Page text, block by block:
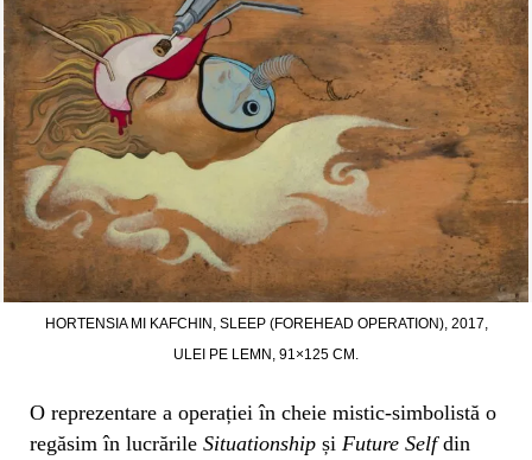
HORTENSIA MI KAFCHIN, SLEEP (FOREHEAD OPERATION), 2017,
ULEI PE LEMN, 91×125 CM.
O reprezentare a operației în cheie mistic-simbolistă o
regăsim în lucrările Situationship și Future Selfdin